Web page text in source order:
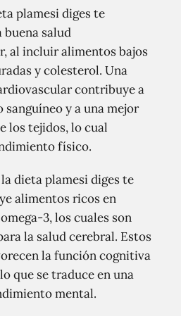
plamesi diges te
buena salud
al incluir alimentos bajos
y colesterol. Una
contribuye a
y a una mejor
los tejidos, lo cual
físico.
dieta plamesi diges te
alimentos ricos en
3, los cuales son
la salud cerebral. Estos
la función cognitiva
que se traduce en una
mental.